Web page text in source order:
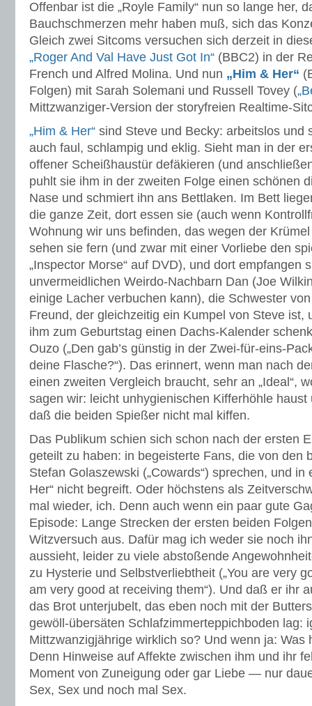
Offenbar ist die „Royle Family“ nun so lange her,
Bauchschmerzen mehr haben muß, sich das
Gleich zwei Sitcoms versuchen sich derzeit in
„Roger And Val Have Just Got In“ (BBC2) in der
French und Alfred Molina. Und nun „Him & Her“
Folgen) mit Sarah Solemani und Russell Tovey (
Mittzwanziger-Version der storyfreien Realtime-
„Him & Her“ sind Steve und Becky: arbeitslos und
auch faul, schlampig und eklig. Sieht man in der
offener Scheißhaustür defäkieren (und
puhlt sie ihm in der zweiten Folge einen schönen
Nase und schmiert ihn ans Bettlaken. Im Bett
die ganze Zeit, dort essen sie (auch wenn
Wohnung wir uns befinden, das wegen der
sehen sie fern (und zwar mit einer Vorliebe den
„Inspector Morse“ auf DVD), und dort empfangen
unvermeidlichen Weirdo-Nachbarn Dan (Joe
einige Lacher verbuchen kann), die Schwester
Freund, der gleichzeitig ein Kumpel von Steve ist,
ihm zum Geburtstag einen Dachs-Kalender
Ouzo („Den gab’s günstig in der Zwei-für-eins-
deine Flasche?“). Das erinnert, wenn man nach
einen zweiten Vergleich braucht, sehr an „Ideal“,
sagen wir: leicht unhygienischen Kifferhöhle
daß die beiden Spießer nicht mal kiffen.
Das Publikum schien sich schon nach der ersten
geteilt zu haben: in begeisterte Fans, die von den
Stefan Golaszewski („Cowards“) sprechen, und in
Her“ nicht begreift. Oder höchstens als
mal wieder, ich. Denn auch wenn ein paar gute
Episode: Lange Strecken der ersten beiden
Witzversuch aus. Dafür mag ich weder sie noch
aussieht, leider zu viele abstoßende
zu Hysterie und Selbstverliebtheit („You are very
am very good at receiving them“). Und daß er ihr
das Brot unterjubelt, das eben noch mit der
gewöll-übersäten Schlafzimmerteppichboden lag:
Mittzwanzigjährige wirklich so? Und wenn ja: Was
Denn Hinweise auf Affekte zwischen ihm und ihr
Moment von Zuneigung oder gar Liebe — nur
Sex, Sex und noch mal Sex.